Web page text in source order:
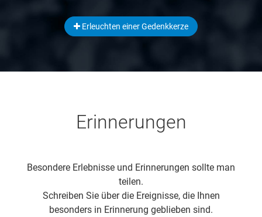
Erleuchten einer Gedenkkerze
Erinnerungen
Besondere Erlebnisse und Erinnerungen sollte man
teilen.
Schreiben Sie über die Ereignisse, die Ihnen
besonders in Erinnerung geblieben sind.